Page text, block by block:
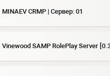
MINAEV CRMP | Сервер: 01
Vinewood SAMP RolePlay Server